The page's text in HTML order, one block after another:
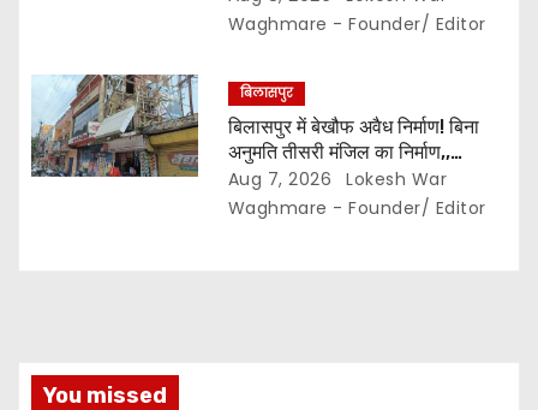
प्रभार… पदाधिकारियों के बीच विवाद अब
Waghmare - Founder/ Editor
बिलासपुर
बिलासपुर में बेखौफ अवैध निर्माण! बिना
अनुमति तीसरी मंजिल का निर्माण,,
शासकीय जमीन पर भी दुकानें ? निगम की
कार्रवाई सिर्फ नोटिस तक सीमित? मुख्य
Aug 7, 2026
Lokesh War
Waghmare - Founder/ Editor
You missed